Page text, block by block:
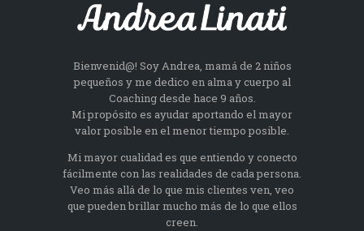
Bienvenid@! Soy Andrea, mamá de 2 niños
pequeños y me dedico en alma y cuerpo al
Coaching desde hace 9 años.
Mi propósito es ayudar aportando el mayor
valor posible en el menor tiempo posible.
Mi mayor cualidad es que entiendo y conecto
fácilmente con las realidades de cada persona.
Veo más allá de lo que mis clientes ven, veo
que pueden brillar mucho más de lo que ellos
creen.